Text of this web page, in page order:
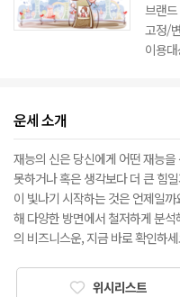
브랜드
고정/
이용
운세 소개
재능의 신은 당신에게 어떤 재능
못하거나 혹은 생각보다 더 큰 힘
이 빛나기 시작하는 것은 언제일
해 다양한 방면에서 철저하게 분
의 비즈니스운, 지금 바로 확인하
위시리스트